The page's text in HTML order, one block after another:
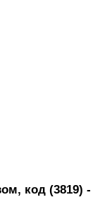
код (3819)